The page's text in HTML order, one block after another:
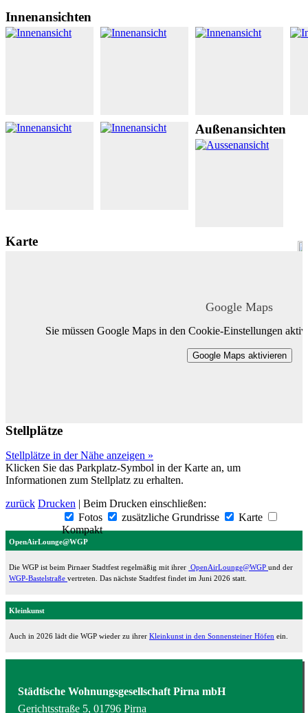
Innenansichten
Außenansichten
Karte
Google Maps
Sie müssen Google Maps in den Cookie-Einstellungen
Google Maps aktivieren
Stellplätze
Stellplätze in der Nähe anzeigen »
Klicken Sie das Parkplatz-Symbol in der Karte an, um
Informationen zum Stellplatz zu erhalten.
zurück Drucken | Beim Drucken einschließen:
Fotos
zusätzliche Grundrisse
Karte
Kompakt
OpenAirLounge@WGP
Die WGP ist beim Pirnaer Stadtfest regelmäßig mit ihrer OpenAirLounge@WGP und der
WGP-Bastelstraße vertreten. Das nächste Stadtfest findet im Juni 2026 statt.
Kleinkunst
Auch in 2026 lädt die WGP wieder zu ihrer Kleinkunst in den Sonnensteiner Höfen ein.
Städtische Wohnungsgesellschaft Pirna mbH
Gerichtsstraße 5, 01796 Pirna